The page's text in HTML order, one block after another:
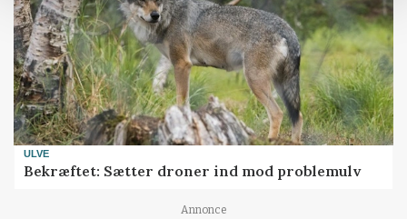
ULVE
Bekræftet: Sætter droner ind mod problemulv
Annonce